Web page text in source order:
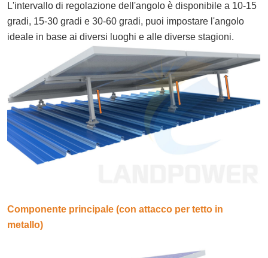
L'intervallo di regolazione dell'angolo è disponibile a 10-15
gradi, 15-30 gradi e 30-60 gradi, puoi impostare l'angolo
ideale in base ai diversi luoghi e alle diverse stagioni.
Componente principale (con attacco per tetto in
metallo)